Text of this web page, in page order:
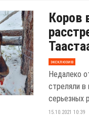
Коров
эксклюзив
Недалеко
стреляли в
серьезных
15.10.2021 10:39